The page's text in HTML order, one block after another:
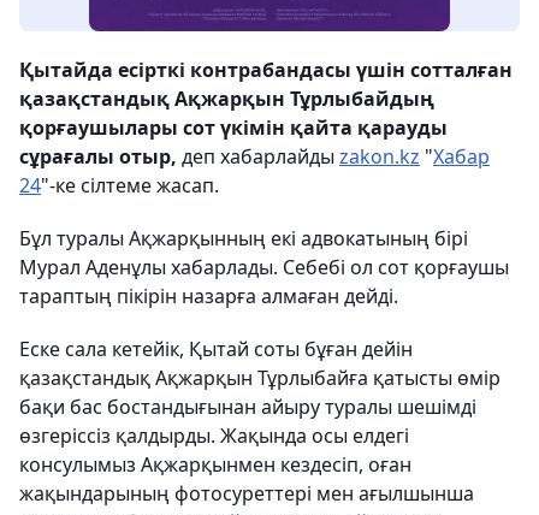
Қытайда есірткі контрабандасы үшін сотталған
қазақстандық Ақжарқын Тұрлыбайдың
қорғаушылары сот үкімін қайта қарауды
сұрағалы отыр, деп хабарлайды zakon.kz "Хабар
24"-ке сілтеме жасап.
Бұл туралы Ақжарқынның екі адвокатының бірі
Мурал Аденұлы хабарлады. Себебі ол сот қорғаушы
тараптың пікірін назарға алмаған дейді.
Еске сала кетейік, Қытай соты бұған дейін
қазақстандық Ақжарқын Тұрлыбайға қатысты өмір
бақи бас бостандығынан айыру туралы шешімді
өзгеріссіз қалдырды. Жақында осы елдегі
консулымыз Ақжарқынмен кездесіп, оған
жақындарының фотосуреттері мен ағылшынша